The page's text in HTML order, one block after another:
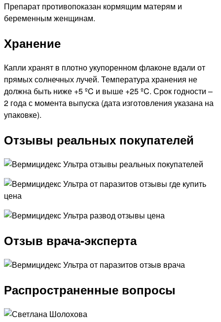
Препарат противопоказан кормящим матерям и
беременным женщинам.
Хранение
Капли хранят в плотно укупоренном флаконе вдали от
прямых солнечных лучей. Температура хранения не
должна быть ниже +5 ºC и выше +25 ºC. Срок годности –
2 года с момента выпуска (дата изготовления указана на
упаковке).
Отзывы реальных покупателей
Отзыв врача-эксперта
Распространенные вопросы